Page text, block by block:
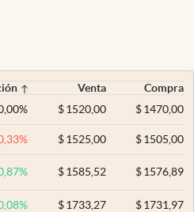
Venta
Compra
% $ 1520,00 $1470,00
% $ 1525,00 $1505,00
% $ 1585,52 $1576,89
% $ 1733,27 $1731,97